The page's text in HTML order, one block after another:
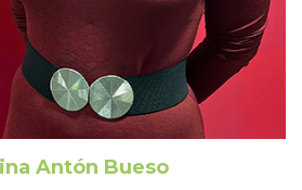
Antón Bueso